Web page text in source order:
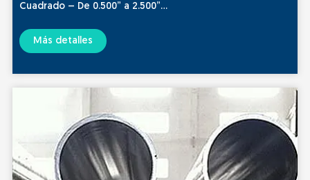
Cuadrado – De 0.500” a 2.500”
Redondo – Desde 0.125” OD hasta 26.000” OD
Estándar y grado:ASTM A511/ASTM A512/ASTM A513/ASTM
A519
Más detalles